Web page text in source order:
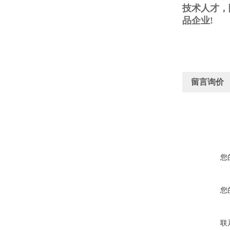
技术人才
品企业!
留言询价
您
您
联